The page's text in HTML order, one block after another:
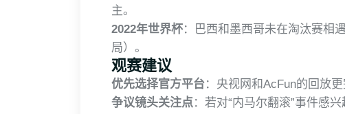
主。
2022年世界杯：巴西和墨西哥未在淘汰赛相
局）。
观赛建议
优先选择官方平台 ：央视网和AcFun的回放
争议镜头关注点：若对“内马尔翻滚”事件感